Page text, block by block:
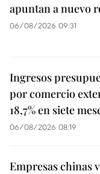
apuntan a nuevo
06/08/2026 09:31
Ingresos
por comercio
18,7% en siete
06/08/2026 08:19
Empresas chinas